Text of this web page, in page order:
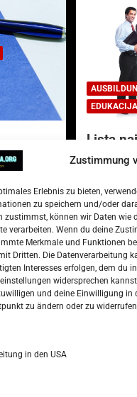
Zustimmung
Erlebnis zu bieten,
zu speichern und/oder
zustimmst, können wir Daten wie
verarbeiten. Wenn du deine
Merkmale und Funktionen
Dritten. Die Datenverarbeitung
Interesses erfolgen, dem du
widersprechen
und deine Einwilligung in
zu ändern oder zu
in den USA
EDUKACIJA
Lista
–